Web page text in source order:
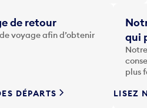
de retour
voyage afin d’obtenir
DÉPARTS
qui
plus
LISEZ